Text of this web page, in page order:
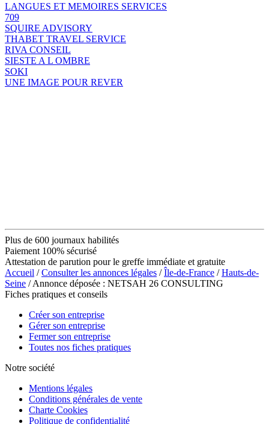
LANGUES ET MEMOIRES SERVICES
709
SQUIRE ADVISORY
THABET TRAVEL SERVICE
RIVA CONSEIL
SIESTE A L OMBRE
SOKI
UNE IMAGE POUR REVER
Plus de 600 journaux habilités
Paiement 100% sécurisé
Attestation de parution pour le greffe immédiate et gratuite
Accueil /Consulter les annonces légales /Île-de-France /Hauts-de-
Seine / Annonce déposée : NETSAH 26 CONSULTING
Fiches pratiques et conseils
Créer son entreprise
Gérer son entreprise
Fermer son entreprise
Toutes nos fiches pratiques
Notre société
Mentions légales
Conditions générales de vente
Charte Cookies
Politique de confidentialité